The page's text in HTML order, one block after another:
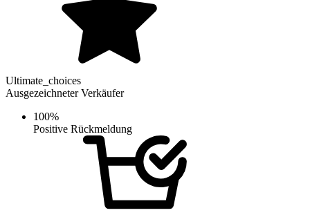
Ultimate_choices
Ausgezeichneter Verkäufer
100%
Positive Rückmeldung